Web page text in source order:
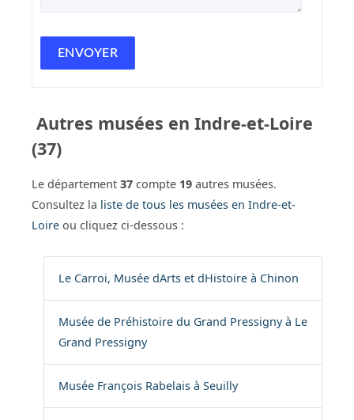
Autres musées en Indre-et-Loire
(37)
Le département 37 compte 19 autres musées.
Consultez la liste de tous les musées en Indre-et-
Loire ou cliquez ci-dessous :
Le Carroi, Musée dArts et dHistoire à Chinon
Musée de Préhistoire du Grand Pressigny à Le
Grand Pressigny
Musée François Rabelais à Seuilly